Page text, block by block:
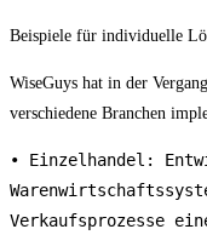
Beispiele für individuelle
WiseGuys hat in der
verschiedene Branchen
• Einzelhandel:
Verkaufsprozesse